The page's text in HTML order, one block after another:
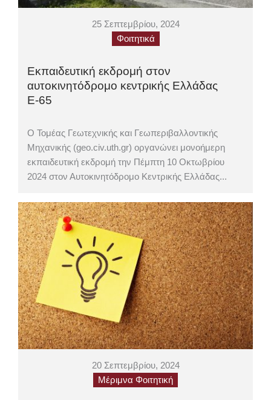
25 Σεπτεμβρίου, 2024
Φοιτητικά
Εκπαιδευτική εκδρομή στον
αυτοκινητόδρομο κεντρικής Ελλάδας
Ε-65
Ο Τομέας Γεωτεχνικής και Γεωπεριβαλλοντικής
Μηχανικής (geo.civ.uth.gr) οργανώνει μονοήμερη
εκπαιδευτική εκδρομή την Πέμπτη 10 Οκτωβρίου
2024 στον Αυτοκινητόδρομο Κεντρικής Ελλάδας...
20 Σεπτεμβρίου, 2024
Μέριμνα Φοιτητική